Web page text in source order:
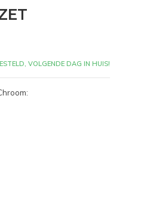
VOLGENDE DAG IN HUIS!